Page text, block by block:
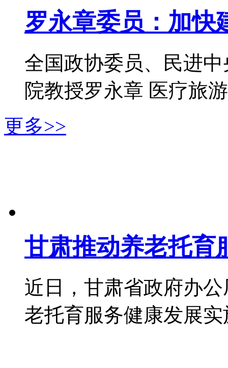
罗永章委员：加快
全国政协委员、民进
院教授罗永章 医疗旅
更多>>
甘肃推动养老托育
近日，甘肃省政府办
老托育服务健康发展实